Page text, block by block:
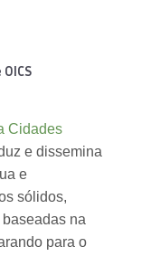
Cidades
e dissemina
e
sólidos,
na
para o